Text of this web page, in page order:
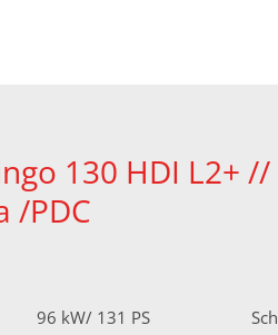
130 HDI L2+ //
/PDC
96 kW/ 131 PS